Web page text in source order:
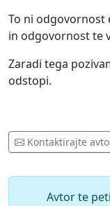
To ni odgovornost
in odgovornost te
Zaradi tega
odstopi.
Kontaktirajte
Avtor te